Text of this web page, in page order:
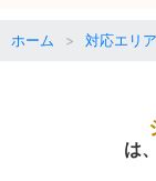
ホーム 対応エリア
は